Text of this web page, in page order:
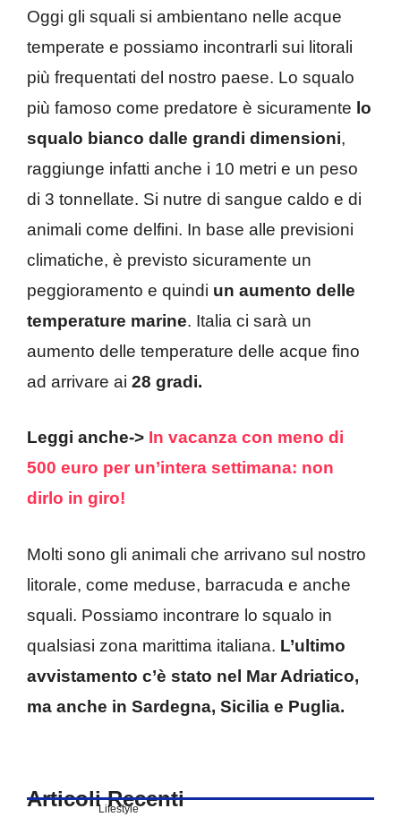
Oggi gli squali si ambientano nelle acque
temperate e possiamo incontrarli sui litorali
più frequentati del nostro paese. Lo squalo
più famoso come predatore è sicuramente lo
squalo bianco dalle grandi dimensioni,
raggiunge infatti anche i 10 metri e un peso
di 3 tonnellate. Si nutre di sangue caldo e di
animali come delfini. In base alle previsioni
climatiche, è previsto sicuramente un
peggioramento e quindi un aumento delle
temperature marine. Italia ci sarà un
aumento delle temperature delle acque fino
ad arrivare ai 28 gradi.
Leggi anche-> In vacanza con meno di
500 euro per un’intera settimana: non
dirlo in giro!
Molti sono gli animali che arrivano sul nostro
litorale, come meduse, barracuda e anche
squali. Possiamo incontrare lo squalo in
qualsiasi zona marittima italiana. L’ultimo
avvistamento c’è stato nel Mar Adriatico,
ma anche in Sardegna, Sicilia e Puglia.
Articoli Recenti
Lifestyle